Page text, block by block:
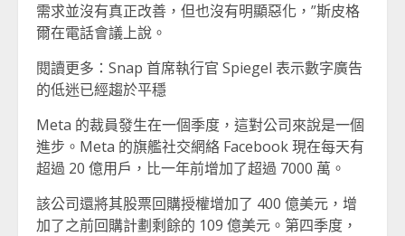
需求並沒有真正改善，但也沒有明顯惡化，”斯皮格
爾在電話會議上說。
閱讀更多：Snap 首席執行官 Spiegel 表示數字廣告
的低迷已經趨於平穩
Meta 的裁員發生在一個季度，這對公司來說是一個
進步。Meta 的旗艦社交網絡 Facebook 現在每天有
超過 20 億用戶，比一年前增加了超過 7000 萬。
該公司還將其股票回購授權增加了 400 億美元，增
加了之前回購計劃剩餘的 109 億美元。第四季度，